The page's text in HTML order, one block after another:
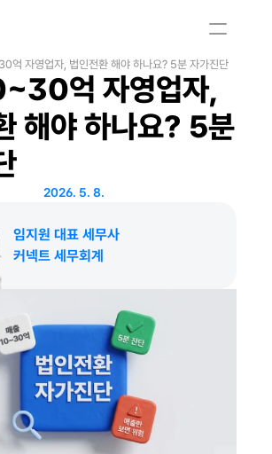
억 자영업자, 법인전환 해야 하나요? 5분 자가진단
억 자영업자,
해야 하나요? 5분
2026. 5. 8.
임지원 대표 세무사
커넥트 세무회계